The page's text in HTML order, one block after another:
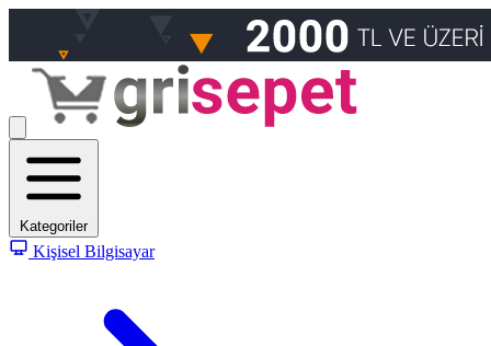
Kategoriler
Kişisel Bilgisayar